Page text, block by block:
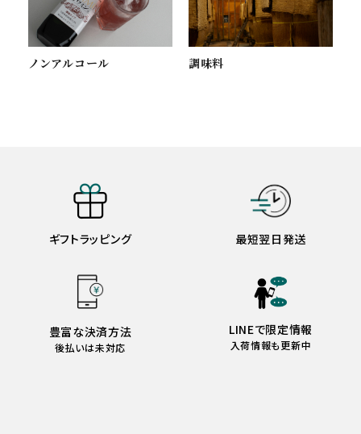
ノンアルコール 調味料
ギフトラッピング 最短翌日発送
豊富な決済方法
後払いは未対応
LINEで限定情報
入荷情報も更新中